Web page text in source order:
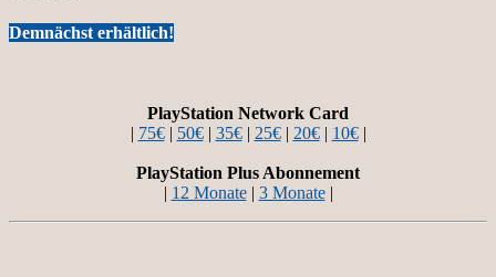
Demnächst erhältlich!
PlayStation Network Card
| 75€| 50€| 35€| 25€| 20€| 10€|
PlayStation Plus Abonnement
| 12 Monate| 3 Monate|